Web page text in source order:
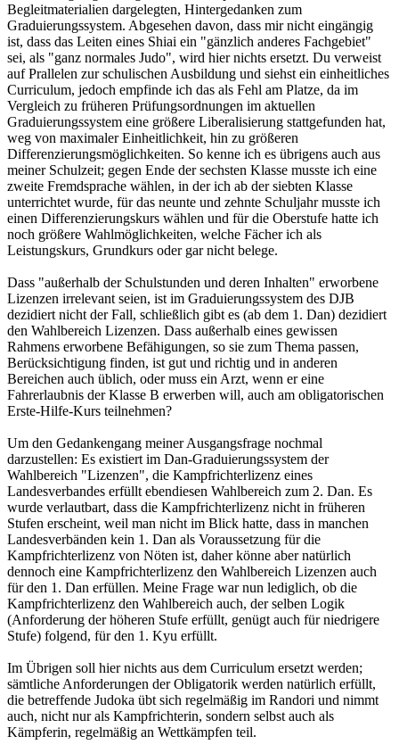
Begleitmaterialien dargelegten, Hintergedanken zum
Graduierungssystem. Abgesehen davon, dass mir nicht eingängig
ist, dass das Leiten eines Shiai ein "gänzlich anderes Fachgebiet"
sei, als "ganz normales Judo", wird hier nichts ersetzt. Du verweist
auf Prallelen zur schulischen Ausbildung und siehst ein einheitliches
Curriculum, jedoch empfinde ich das als Fehl am Platze, da im
Vergleich zu früheren Prüfungsordnungen im aktuellen
Graduierungssystem eine größere Liberalisierung stattgefunden hat,
weg von maximaler Einheitlichkeit, hin zu größeren
Differenzierungsmöglichkeiten. So kenne ich es übrigens auch aus
meiner Schulzeit; gegen Ende der sechsten Klasse musste ich eine
zweite Fremdsprache wählen, in der ich ab der siebten Klasse
unterrichtet wurde, für das neunte und zehnte Schuljahr musste ich
einen Differenzierungskurs wählen und für die Oberstufe hatte ich
noch größere Wahlmöglichkeiten, welche Fächer ich als
Leistungskurs, Grundkurs oder gar nicht belege.
Dass "außerhalb der Schulstunden und deren Inhalten" erworbene
Lizenzen irrelevant seien, ist im Graduierungssystem des DJB
dezidiert nicht der Fall, schließlich gibt es (ab dem 1. Dan) dezidiert
den Wahlbereich Lizenzen. Dass außerhalb eines gewissen
Rahmens erworbene Befähigungen, so sie zum Thema passen,
Berücksichtigung finden, ist gut und richtig und in anderen
Bereichen auch üblich, oder muss ein Arzt, wenn er eine
Fahrerlaubnis der Klasse B erwerben will, auch am obligatorischen
Erste-Hilfe-Kurs teilnehmen?
Um den Gedankengang meiner Ausgangsfrage nochmal
darzustellen: Es existiert im Dan-Graduierungssystem der
Wahlbereich "Lizenzen", die Kampfrichterlizenz eines
Landesverbandes erfüllt ebendiesen Wahlbereich zum 2. Dan. Es
wurde verlautbart, dass die Kampfrichterlizenz nicht in früheren
Stufen erscheint, weil man nicht im Blick hatte, dass in manchen
Landesverbänden kein 1. Dan als Voraussetzung für die
Kampfrichterlizenz von Nöten ist, daher könne aber natürlich
dennoch eine Kampfrichterlizenz den Wahlbereich Lizenzen auch
für den 1. Dan erfüllen. Meine Frage war nun lediglich, ob die
Kampfrichterlizenz den Wahlbereich auch, der selben Logik
(Anforderung der höheren Stufe erfüllt, genügt auch für niedrigere
Stufe) folgend, für den 1. Kyu erfüllt.
Im Übrigen soll hier nichts aus dem Curriculum ersetzt werden;
sämtliche Anforderungen der Obligatorik werden natürlich erfüllt,
die betreffende Judoka übt sich regelmäßig im Randori und nimmt
auch, nicht nur als Kampfrichterin, sondern selbst auch als
Kämpferin, regelmäßig an Wettkämpfen teil.